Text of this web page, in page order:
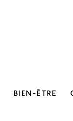
BIEN-ÊTRE